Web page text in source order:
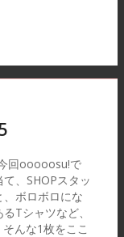
回ooooosu!で
、SHOPスタッ
ボロボロにな
Tシャツなど、
んな1枚をここ